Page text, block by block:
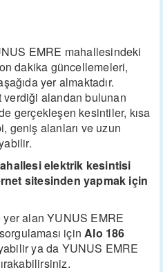
EMRE mahallesindeki
dakika güncellemeleri,
yer almaktadır.
alandan bulunan
gerçekleşen kesintiler, kısa
geniş alanları ve uzun
elektrik kesintisi
sitesinden yapmak için
alan YUNUS EMRE
içinAlo 186
ya da YUNUS EMRE